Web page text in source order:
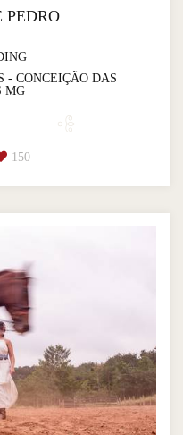
PEDRO
- CONCEIÇÃO DAS
MG
150